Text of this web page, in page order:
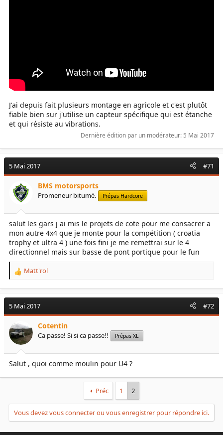
J'ai depuis fait plusieurs montage en agricole et c'est plutôt
fiable bien sur j'utilise un capteur spécifique qui est étanche
et qui résiste au vibrations.
Dernière édition par un modérateur: 5 Mai 2017
5 Mai 2017 #71
BMS motorsports
Promeneur bitumé. Prépas Hardcore
salut les gars j ai mis le projets de cote pour me consacrer a
mon autre 4x4 que je monte pour la compétition ( croatia
trophy et ultra 4 ) une fois fini je me remettrai sur le 4
directionnel mais sur basse de pont portique pour le fun
R
t
o
n
s
:
Matt'rol
5 Mai 2017 #72
Cotentin
Ca passe! Si si ca passe!! Prépas XL
Salut , quoi comme moulin pour U4 ?
Préc 1 2
Vous devez vous connecter ou vous enregistrer pour répondre ici.